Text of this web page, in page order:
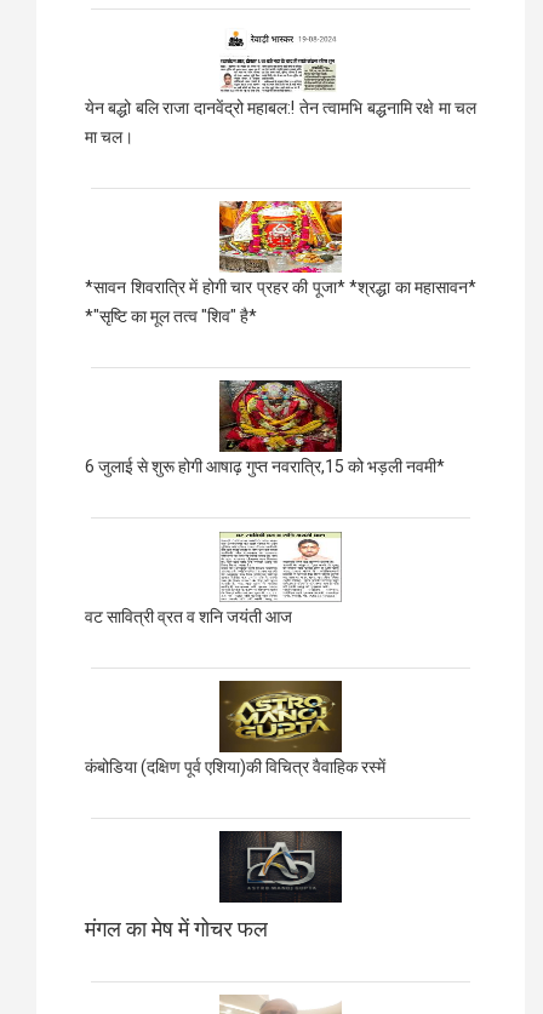
येन बद्धो बलि राजा दानवेंद्रो महाबल:! तेन त्वामभि बद्धनामि रक्षे मा चल
मा चल।
*सावन शिवरात्रि में होगी चार प्रहर की पूजा* *श्रद्धा का महासावन*
*"सृष्टि का मूल तत्व "शिव" है*
6 जुलाई से शुरू होगी आषाढ़ गुप्त नवरात्रि,15 को भड़ली नवमी*
वट सावित्री व्रत व शनि जयंती आज
कंबोडिया (दक्षिण पूर्व एशिया)की विचित्र वैवाहिक रस्में
मंगल का मेष में गोचर फल